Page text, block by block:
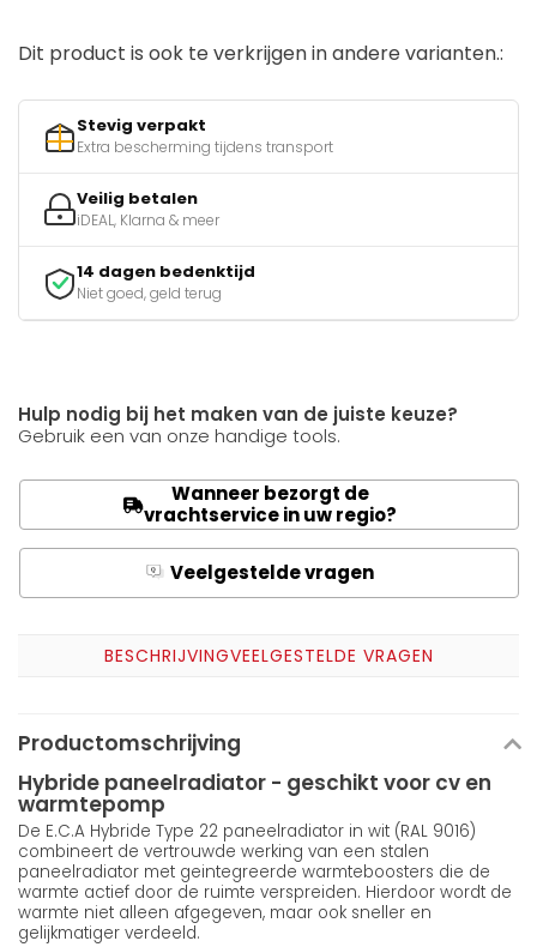
Dit product is ook te verkrijgen in andere varianten.:
Stevig verpakt
Extra bescherming tijdens transport
Veilig betalen
iDEAL, Klarna & meer
14 dagen bedenktijd
Niet goed, geld terug
Hulp nodig bij het maken van de juiste keuze?
Gebruik een van onze handige tools.
Wanneer bezorgt de
vrachtservice in uw regio?
Q Veelgestelde vragen
BESCHRIJVINGVEELGESTELDE VRAGEN
Productomschrijving
Hybride paneelradiator - geschikt voor cv en
warmtepomp
De E.C.A Hybride Type 22 paneelradiator in wit (RAL 9016)
combineert de vertrouwde werking van een stalen
paneelradiator met geintegreerde warmteboosters die de
warmte actief door de ruimte verspreiden. Hierdoor wordt de
warmte niet alleen afgegeven, maar ook sneller en
gelijkmatiger verdeeld.